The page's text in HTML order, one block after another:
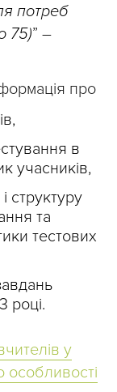
потреб
75)” –
про
в
учасників,
структуру
та
тестових
році.
у